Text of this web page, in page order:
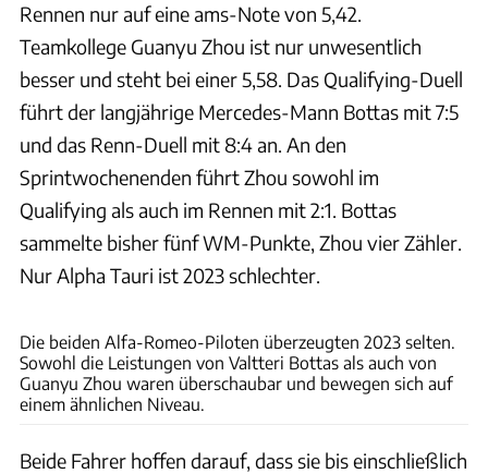
Rennen nur auf eine ams-Note von 5,42.
Teamkollege Guanyu Zhou ist nur unwesentlich
besser und steht bei einer 5,58. Das Qualifying-Duell
führt der langjährige Mercedes-Mann Bottas mit 7:5
und das Renn-Duell mit 8:4 an. An den
Sprintwochenenden führt Zhou sowohl im
Qualifying als auch im Rennen mit 2:1. Bottas
sammelte bisher fünf WM-Punkte, Zhou vier Zähler.
Nur Alpha Tauri ist 2023 schlechter.
Die beiden Alfa-Romeo-Piloten überzeugten 2023 selten.
Sowohl die Leistungen von Valtteri Bottas als auch von
Guanyu Zhou waren überschaubar und bewegen sich auf
einem ähnlichen Niveau.
Beide Fahrer hoffen darauf, dass sie bis einschließlich